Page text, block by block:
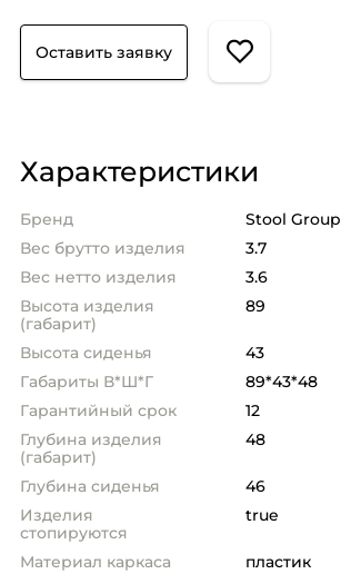
Оставить заявку
Характеристики
Бренд
Stool Group
Вес брутто изделия
3.7
Вес нетто изделия
3.6
Высота изделия
(габарит)
89
Высота сиденья
43
Габариты В*Ш*Г
89*43*48
Гарантийный срок
12
Глубина изделия
(габарит)
48
Глубина сиденья
46
Изделия
стопируются
true
Материал каркаса
пластик